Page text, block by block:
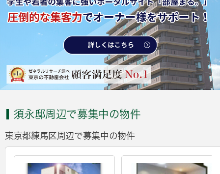
須永邸周辺で募集中の物件
東京都練馬区周辺で募集中の物件